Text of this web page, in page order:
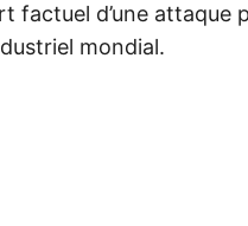
factuel d’une attaque
mondial.